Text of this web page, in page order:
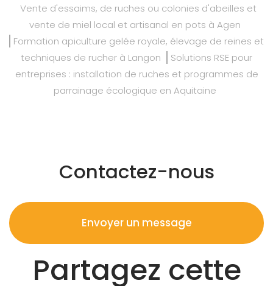
Vente d'essaims, de ruches ou colonies d'abeilles et
vente de miel local et artisanal en pots à Agen
Formation apiculture gelée royale, élevage de reines et
techniques de rucher à Langon
Solutions RSE pour
entreprises : installation de ruches et programmes de
parrainage écologique en Aquitaine
Contactez-nous
Envoyer un message
Partagez cette